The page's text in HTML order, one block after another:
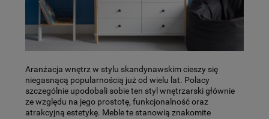
Aranżacja wnętrz w stylu skandynawskim cieszy się
niegasnącą popularnością już od wielu lat. Polacy
szczególnie upodobali sobie ten styl wnętrzarski głównie
ze względu na jego prostotę, funkcjonalność oraz
atrakcyjną estetykę. Meble te stanowią znakomite